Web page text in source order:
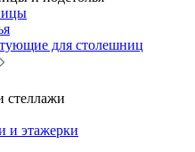
для столешниц
и этажерки